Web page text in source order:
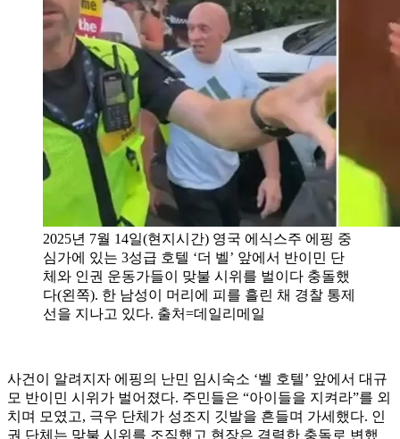
2025년 7월 14일(현지시간) 영국 에식스주 에핑 중
심가에 있는 3성급 호텔 ‘더 벨’ 앞에서 반이민 단
체와 인권 운동가들이 맞불 시위를 벌이다 충돌했
다(왼쪽). 한 남성이 머리에 피를 흘린 채 경찰 통제
선을 지나고 있다. 출처=데일리메일
사건이 알려지자 에핑의 난민 임시숙소 ‘벨 호텔’ 앞에서 대규
모 반이민 시위가 벌어졌다. 주민들은 “아이들을 지켜라”를 외
치며 모였고, 극우 단체가 성조지 깃발을 흔들며 가세했다. 인
권 단체는 맞불 시위를 조직했고 현장은 격렬한 충돌로 변했